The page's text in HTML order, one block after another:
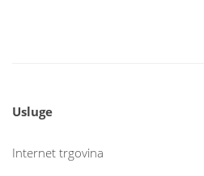
Usluge
Internet trgovina